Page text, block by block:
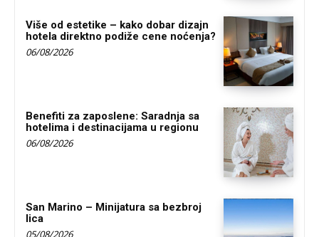
Više od estetike – kako dobar dizajn
hotela direktno podiže cene noćenja?
06/08/2026
Benefiti za zaposlene: Saradnja sa
hotelima i destinacijama u regionu
06/08/2026
San Marino – Minijatura sa bezbroj
lica
05/08/2026